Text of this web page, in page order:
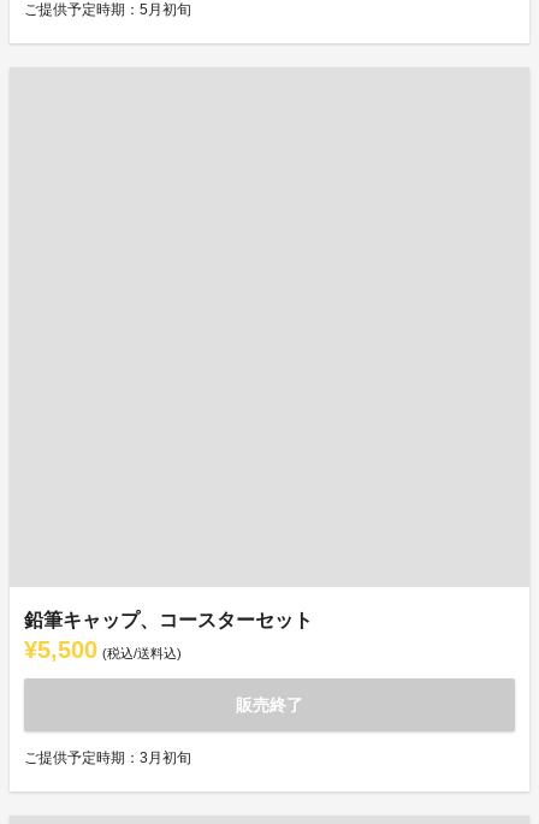
ご提供予定時期：5月初旬
鉛筆キャップ、コースターセット
¥5,500 (税込/送料込)
販売終了
ご提供予定時期：3月初旬